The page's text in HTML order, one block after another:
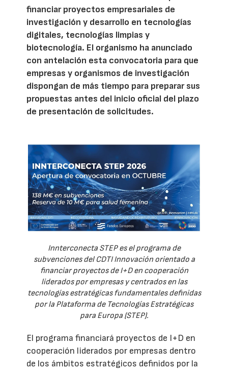
financiar proyectos empresariales de
investigación y desarrollo en tecnologías
digitales, tecnologías limpias y
biotecnología. El organismo ha anunciado
con antelación esta convocatoria para que
empresas y organismos de investigación
dispongan de más tiempo para preparar sus
propuestas antes del inicio oficial del plazo
de presentación de solicitudes.
Innterconecta STEP es el programa de
subvenciones del CDTI Innovación orientado a
financiar proyectos de I+D en cooperación
liderados por empresas y centrados en las
tecnologías estratégicas fundamentales definidas
por la Plataforma de Tecnologías Estratégicas
para Europa (STEP).
El programa financiará proyectos de I+D en
cooperación liderados por empresas dentro
de los ámbitos estratégicos definidos por la